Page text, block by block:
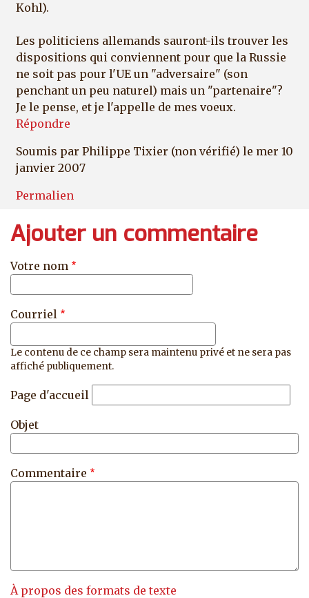
Kohl).
Les politiciens allemands sauront-ils trouver les
dispositions qui conviennent pour que la Russie
ne soit pas pour l'UE un "adversaire" (son
penchant un peu naturel) mais un "partenaire"?
Je le pense, et je l'appelle de mes voeux.
Répondre
Soumis par Philippe Tixier (non vérifié) le mer 10
janvier 2007
Permalien
Ajouter un commentaire
Votre nom
Courriel
Le contenu de ce champ sera maintenu privé et ne sera pas
affiché publiquement.
Page d'accueil
Objet
Commentaire
À propos des formats de texte